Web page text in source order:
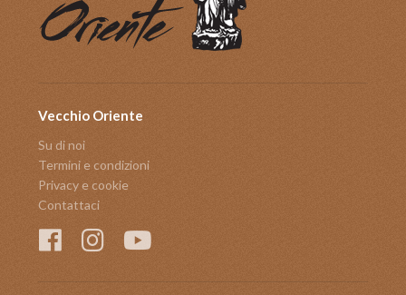
Vecchio Oriente
Su di noi
Termini e condizioni
Privacy e cookie
Contattaci